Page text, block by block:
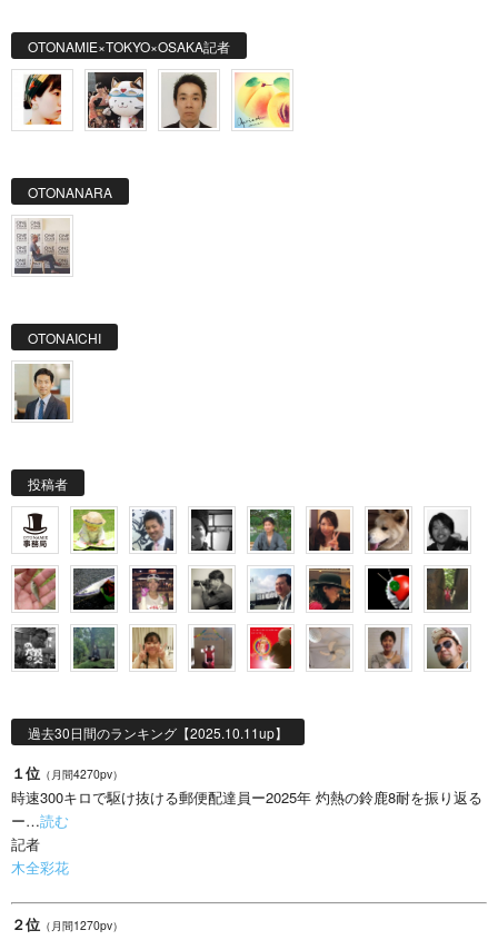
OTONAMIE×TOKYO×OSAKA記者
OTONANARA
OTONAICHI
投稿者
過去30日間のランキング【2025.10.11up】
１位 （月間4270pv）
時速300キロで駆け抜ける郵便配達員ー2025年 灼熱の鈴鹿8耐を振り返る
ー…読む
記者
木全彩花
２位 （月間1270pv）